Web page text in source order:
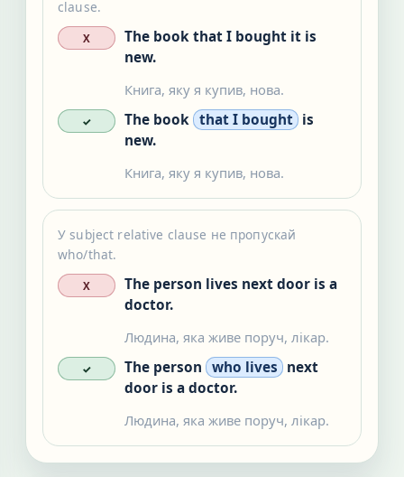
clause.
X
The book that I bought it is
new.
Книга, яку я купив, нова.
✓ The book that I bought is
new.
Книга, яку я купив, нова.
У subject relative clause не пропускай
who/that.
X
The person lives next door is a
doctor.
Людина, яка живе поруч, лікар.
✓ The person who lives next
door is a doctor.
Людина, яка живе поруч, лікар.